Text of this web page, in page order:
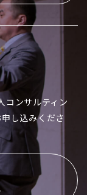
コンサルティン
し込みくださ